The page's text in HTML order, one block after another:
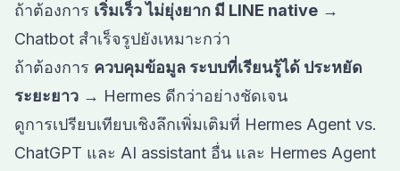
ถ้าต้องการ เริ่มเร็ว ไม่ยุ่งยาก มี LINE native →
Chatbot สำเร็จรูปยังเหมาะกว่า
ถ้าต้องการ ควบคุมข้อมูล ระบบที่เรียนรู้ได้ ประหยัด
ระยะยาว → Hermes ดีกว่าอย่างชัดเจน
ดูการเปรียบเทียบเชิงลึกเพิ่มเติมที่ Hermes Agent vs.
ChatGPT และ AI assistant อื่น และ Hermes Agent